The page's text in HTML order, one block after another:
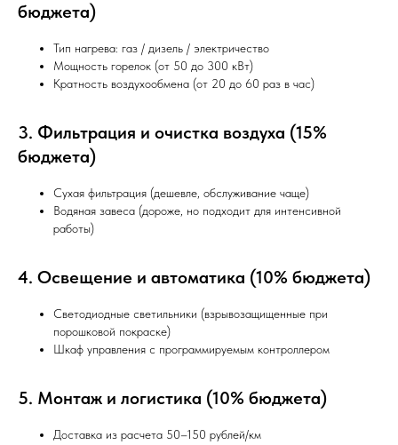
бюджета)
Тип нагрева: газ / дизель / электричество
Мощность горелок (от 50 до 300 кВт)
Кратность воздухообмена (от 20 до 60 раз в час)
3. Фильтрация и очистка воздуха (15%
бюджета)
Сухая фильтрация (дешевле, обслуживание чаще)
Водяная завеса (дороже, но подходит для интенсивной
работы)
4. Освещение и автоматика (10% бюджета)
Светодиодные светильники (взрывозащищенные при
порошковой покраске)
Шкаф управления с программируемым контроллером
5. Монтаж и логистика (10% бюджета)
Доставка из расчета 50–150 рублей/км